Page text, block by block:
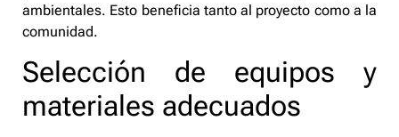
ambientales. Esto beneficia tanto al proyecto como a la
comunidad.
Selección de equipos y
materiales adecuados